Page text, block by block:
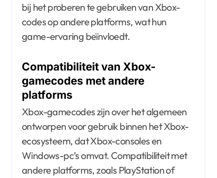
bij het proberen te gebruiken van Xbox-
codes op andere platforms, wat hun
game-ervaring beïnvloedt.
Compatibiliteit van Xbox-
gamecodes met andere
platforms
Xbox-gamecodes zijn over het algemeen
ontworpen voor gebruik binnen het Xbox-
ecosysteem, dat Xbox-consoles en
Windows-pc’s omvat. Compatibiliteit met
andere platforms, zoals PlayStation of